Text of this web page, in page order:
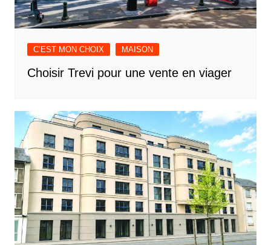
C’EST MON CHOIX MAISON
Choisir Trevi pour une vente en viager